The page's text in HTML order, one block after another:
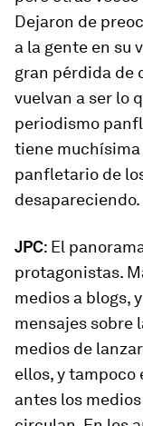
Dejaron de
a la gente en su
gran pérdida de
vuelvan a ser lo
periodismo
tiene muchísima
panfletario de
desapareciendo.
JPC: El
protagonistas.
medios a blogs,
mensajes sobre
medios de
ellos, y tampoco
antes los